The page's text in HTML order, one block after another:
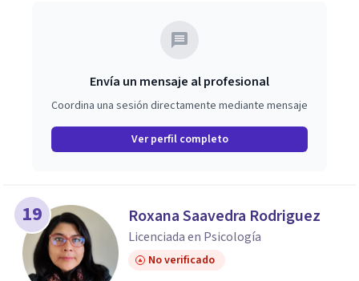
Envía un mensaje al profesional
Coordina una sesión directamente mediante mensaje
Ver perfil completo
19 Roxana Saavedra Rodriguez
Licenciada en Psicología
No verificado